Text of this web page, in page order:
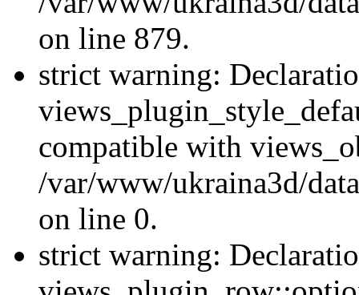
on line 879.
strict warning:
compatible with
/var/www/ukraina3d/
on line 0.
strict warning: